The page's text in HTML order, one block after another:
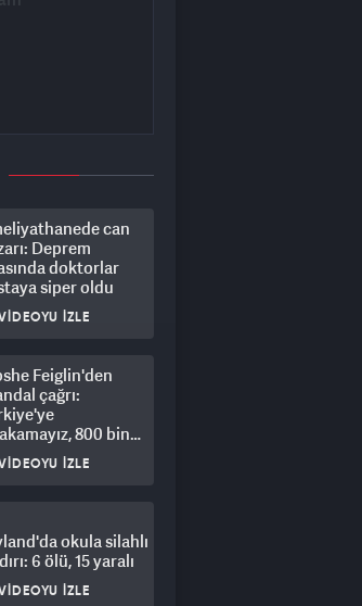
can
Deprem
doktorlar
siper oldu
İZLE
Feiglin'den
çağrı:
800 bin
için derhal sürgün!
İZLE
okula silahlı
6 ölü, 15 yaralı
İZLE